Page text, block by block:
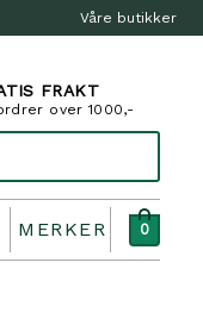
Våre butikker
FRAKT
over 1000,-
MERKER 0